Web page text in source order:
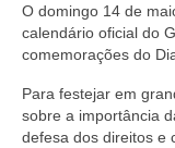
Notícias
O domingo 14 de
calendário oficial do
comemorações do
Para festejar em
sobre a importância
defesa dos direitos e